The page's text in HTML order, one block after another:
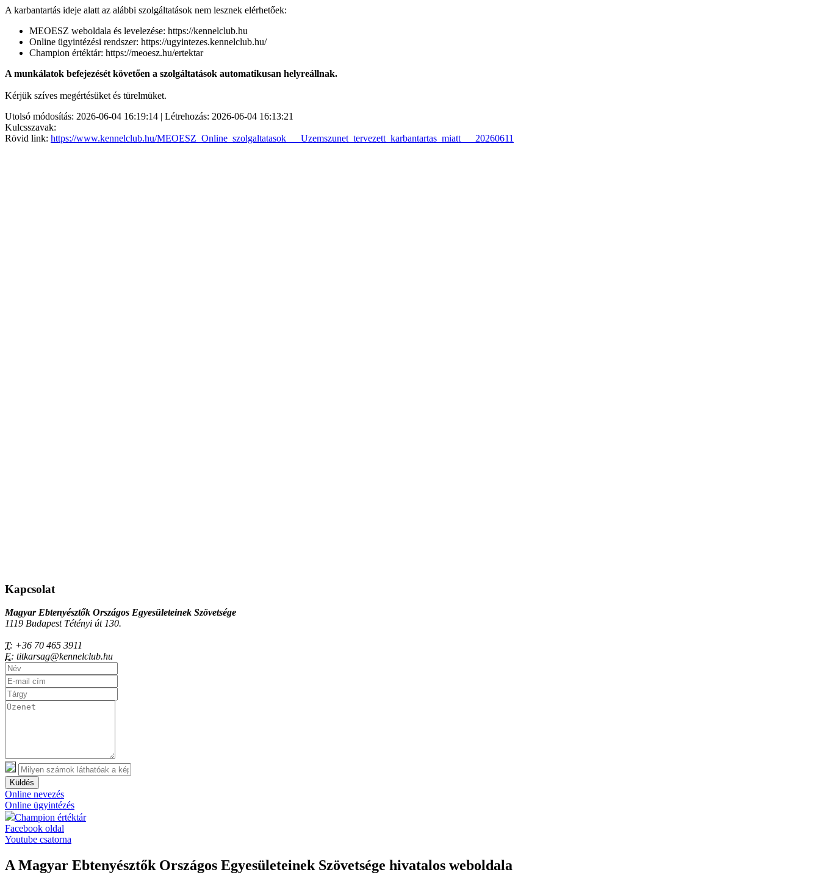
A karbantartás ideje alatt az alábbi szolgáltatások nem lesznek elérhetőek:
MEOESZ weboldala és levelezése: https://kennelclub.hu
Online ügyintézési rendszer: https://ugyintezes.kennelclub.hu/
Champion értéktár: https://meoesz.hu/ertektar
A munkálatok befejezését követően a szolgáltatások automatikusan helyreállnak.
Kérjük szíves megértésüket és türelmüket.
Utolsó módosítás: 2026-06-04 16:19:14 | Létrehozás: 2026-06-04 16:13:21
Kulcsszavak:
Rövid link: https://www.kennelclub.hu/MEOESZ_Online_szolgaltatasok___Uzemszunet_tervezett_karbantartas_miatt___20260611
Kapcsolat
Magyar Ebtenyésztők Országos Egyesületeinek Szövetsége
1119 Budapest Tétényi út 130.
T: +36 70 465 3911
E: titkarsag@kennelclub.hu
Küldés
Online nevezés
Online ügyintézés
Champion értéktár
Facebook oldal
Youtube csatorna
A Magyar Ebtenyésztők Országos Egyesületeinek Szövetsége hivatalos weboldala